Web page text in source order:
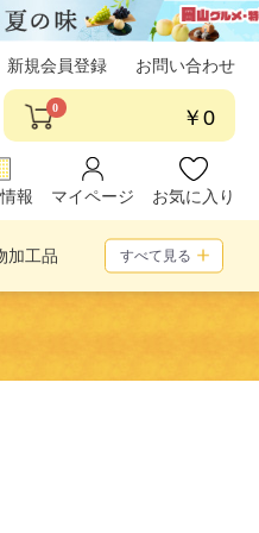
新規会員登録 お問い合わせ
0 ￥0
報 マイページ お気に入り
加工品 すべて見る